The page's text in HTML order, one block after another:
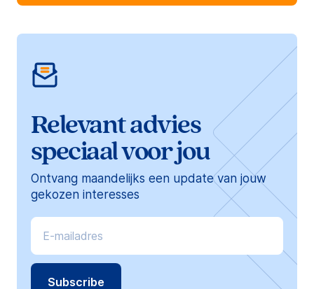
Relevant advies
speciaal voor jou
Ontvang maandelijks een update van jouw
gekozen interesses